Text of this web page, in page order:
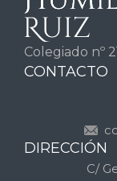
Colegiado nº
CONTACTO
DIRECCIÓN
C/